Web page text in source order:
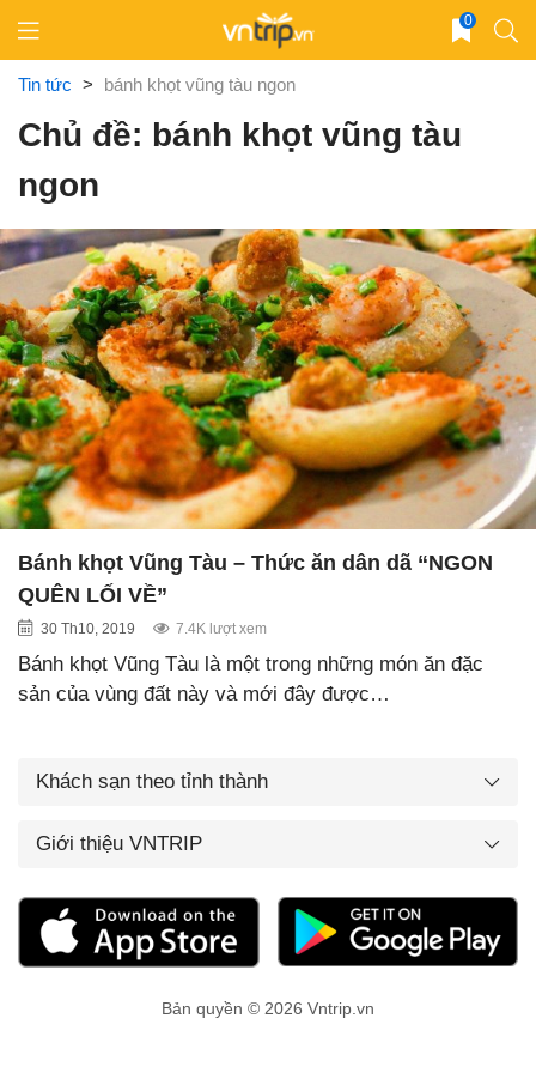
content
0
Tin tức > bánh khọt vũng tàu ngon
Chủ đề: bánh khọt vũng tàu
ngon
Bánh khọt Vũng Tàu – Thức ăn dân dã “NGON
QUÊN LỐI VỀ”
30 Th10, 2019 7.4K lượt xem
Bánh khọt Vũng Tàu là một trong những món ăn đặc
sản của vùng đất này và mới đây được…
Khách sạn theo tỉnh thành
Giới thiệu VNTRIP
Bản quyền © 2026 Vntrip.vn